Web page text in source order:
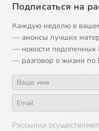
Подписаться на
Каждую неделю в
— анонсы лучших
— новости подопечных
— разговор о жизни по
Рассылки